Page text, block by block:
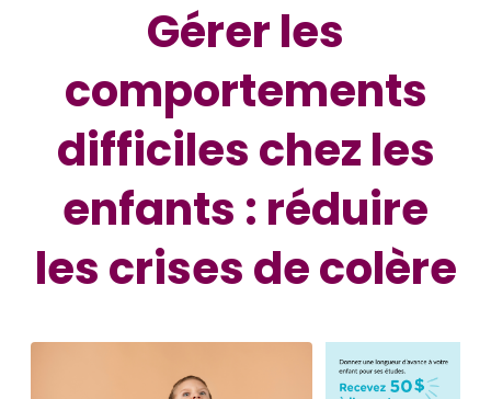
Gérer les
comportements
difficiles chez les
enfants : réduire
les crises de colère